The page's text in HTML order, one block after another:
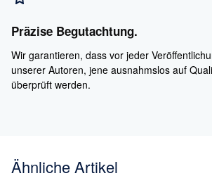
Präzise Begutachtung.
Wir garantieren, dass vor jeder
unserer Autoren, jene ausnahmslos auf
überprüft werden.
Ähnliche Artikel